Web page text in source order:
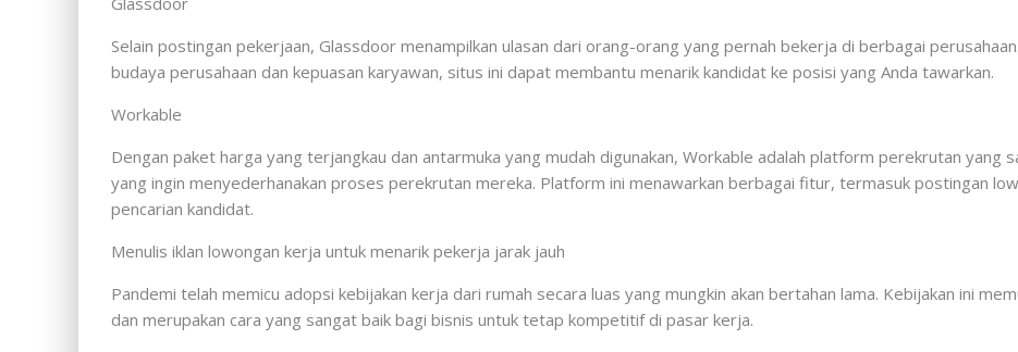
Selain postingan pekerjaan, Glassdoor menampilkan ulasan dari orang-orang yang pernah bekerja di berbagai
budaya perusahaan dan kepuasan karyawan, situs ini dapat membantu menarik kandidat ke posisi yang Anda tawarkan.
Workable
Dengan paket harga yang terjangkau dan antarmuka yang mudah digunakan, Workable adalah platform perekrutan yang
yang ingin menyederhanakan proses perekrutan mereka. Platform ini menawarkan berbagai fitur, termasuk postingan
pencarian kandidat.
Menulis iklan lowongan kerja untuk menarik pekerja jarak jauh
Pandemi telah memicu adopsi kebijakan kerja dari rumah secara luas yang mungkin akan bertahan lama. Kebijakan ini
dan merupakan cara yang sangat baik bagi bisnis untuk tetap kompetitif di pasar kerja.